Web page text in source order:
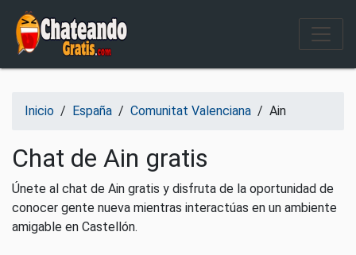
Salir del contenido
Inicio / España / Comunitat Valenciana / Ain
Chat de Ain gratis
Únete al chat de Ain gratis y disfruta de la oportunidad de
conocer gente nueva mientras interactúas en un ambiente
amigable en Castellón.